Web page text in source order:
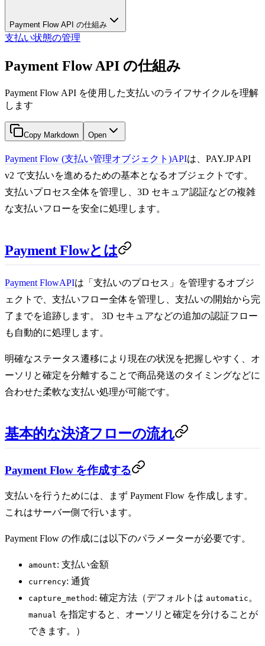
Payment Flow API の仕組み
支払い状態の管理
Payment Flow API の仕組み
Payment Flow API を使用した支払いのライフサイクルを理解
します
Copy Markdown Open
Payment Flow (支払い管理オブジェクト)APIは、PAY.JP API
v2 で支払いを進めるための基本となるオブジェクトです。
支払いプロセス全体を管理し、3D セキュア認証などの複雑
な支払いフローを安全に処理します。
Payment Flowとは
Payment FlowAPIは「支払いのプロセス」を管理するオブジ
ェクトで、支払いフロー全体を管理し、支払いの開始から完
了までを追跡します。 3D セキュアなどの追加の認証フロー
も自動的に処理します。
明確なステータス遷移により現在の状況を把握しやすく、オ
ーソリと確定を分離することで商品発送のタイミングなどに
合わせた柔軟な支払い処理が可能です。
基本的な決済フローの流れ
Payment Flow を作成する
支払いを行うためには、まず Payment Flow を作成します。
これはサーバー側で行います。
Payment Flow の作成には以下のパラメーターが必要です。
amount: 支払い金額
currency: 通貨
capture_method : 確定方法（デフォルトは automatic 。
manual を指定すると、オーソリと確定を分けることが
できます。）